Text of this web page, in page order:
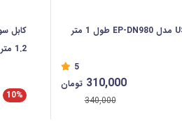
5
310,000 تومان
340,000
1.2 متری یوسامز SJ750
10%